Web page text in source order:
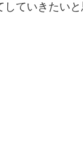
していきたい